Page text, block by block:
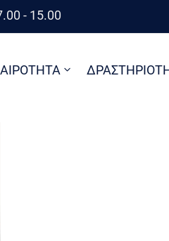
- 15.00